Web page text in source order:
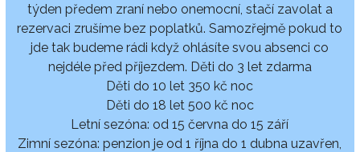
týden předem zraní nebo onemocní, stačí zavolat a
rezervaci zrušíme bez poplatků. Samozřejmě pokud to
jde tak budeme rádi když ohlásíte svou absenci co
nejdéle před příjezdem. Děti do 3 let zdarma
Děti do 10 let 350 kč noc
Děti do 18 let 500 kč noc
Letní sezóna: od 15 června do 15 září
Zimní sezóna: penzion je od 1 října do 1 dubna uzavřen,